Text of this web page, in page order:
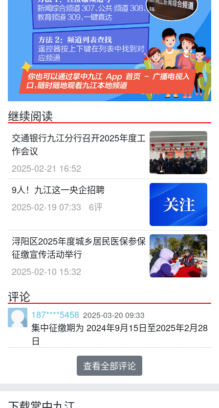
继续阅读
交通银行九江分行召开2025年度工
作会议
2025-02-21 16:52
9人！九江这一央企招聘
2025-02-19 07:33
6评
浔阳区2025年度城乡居民医保参保
征缴宣传活动举行
2025-02-10 15:32
评论
187****5458 2025-03-20 09:33
集中征缴期为 2024年9月15日至2025年2月28
日
查看全部评论